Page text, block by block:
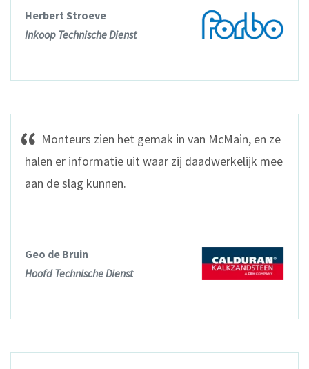
Herbert Stroeve
Inkoop Technische Dienst
Monteurs zien het gemak in van McMain, en ze
halen er informatie uit waar zij daadwerkelijk mee
aan de slag kunnen.
Geo de Bruin
Hoofd Technische Dienst